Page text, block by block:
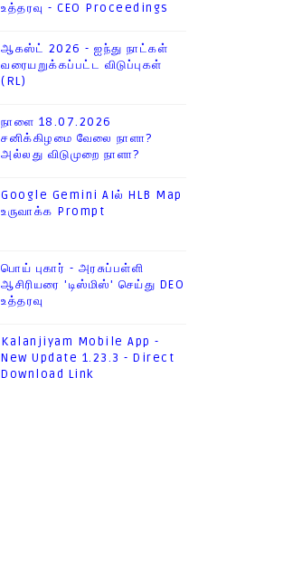
உத்தரவு - CEO Proceedings
ஆகஸ்ட் 2026 - ஐந்து நாட்கள்
வரையறுக்கப்பட்ட விடுப்புகள்
(RL)
நாளை 18.07.2026
சனிக்கிழமை வேலை நாளா?
அல்லது விடுமுறை நாளா?
Google Gemini AIல் HLB Map
உருவாக்க Prompt
பொய் புகார் - அரசுப்பள்ளி
ஆசிரியரை 'டிஸ்மிஸ்' செய்து DEO
உத்தரவு
Kalanjiyam Mobile App -
New Update 1.23.3 - Direct
Download Link